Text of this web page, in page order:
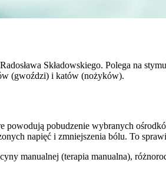
Składowskiego. Polega na
(gwoździ) i katów (nożyków).
powodują pobudzenie wybranych
napięć i zmniejszenia bólu. To
manualnej (terapia manualna),